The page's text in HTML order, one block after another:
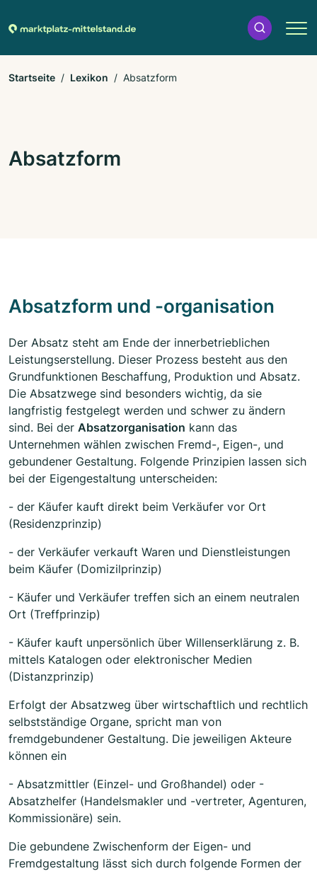
Startseite Lexikon Absatzform
Absatzform
Absatzform und -organisation
Der Absatz steht am Ende der innerbetrieblichen
Leistungserstellung. Dieser Prozess besteht aus den
Grundfunktionen Beschaffung, Produktion und Absatz.
Die Absatzwege sind besonders wichtig, da sie
langfristig festgelegt werden und schwer zu ändern
sind. Bei der Absatzorganisation kann das
Unternehmen wählen zwischen Fremd-, Eigen-, und
gebundener Gestaltung. Folgende Prinzipien lassen sich
bei der Eigengestaltung unterscheiden:
- der Käufer kauft direkt beim Verkäufer vor Ort
(Residenzprinzip)
- der Verkäufer verkauft Waren und Dienstleistungen
beim Käufer (Domizilprinzip)
- Käufer und Verkäufer treffen sich an einem neutralen
Ort (Treffprinzip)
- Käufer kauft unpersönlich über Willenserklärung z. B.
mittels Katalogen oder elektronischer Medien
(Distanzprinzip)
Erfolgt der Absatzweg über wirtschaftlich und rechtlich
selbstständige Organe, spricht man von
fremdgebundener Gestaltung. Die jeweiligen Akteure
können ein
- Absatzmittler (Einzel- und Großhandel) oder -
Absatzhelfer (Handelsmakler und -vertreter, Agenturen,
Kommissionäre) sein.
Die gebundene Zwischenform der Eigen- und
Fremdgestaltung lässt sich durch folgende Formen der